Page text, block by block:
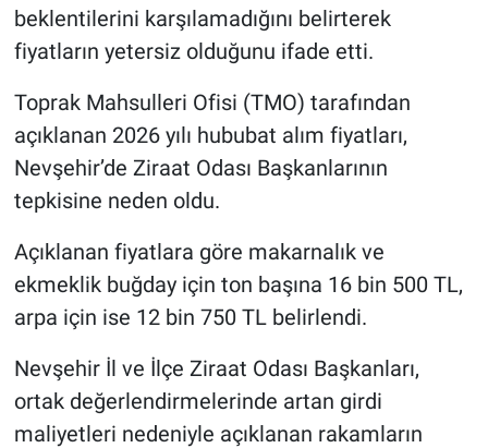
beklentilerini karşılamadığını belirterek
fiyatların yetersiz olduğunu ifade etti.
Toprak Mahsulleri Ofisi (TMO) tarafından
açıklanan 2026 yılı hububat alım fiyatları,
Nevşehir’de Ziraat Odası Başkanlarının
tepkisine neden oldu.
Açıklanan fiyatlara göre makarnalık ve
ekmeklik buğday için ton başına 16 bin 500 TL,
arpa için ise 12 bin 750 TL belirlendi.
Nevşehir İl ve İlçe Ziraat Odası Başkanları,
ortak değerlendirmelerinde artan girdi
maliyetleri nedeniyle açıklanan rakamların
Aksaray
Yerel
Genel
Asayiş
Kültür - Sanat
Politika
Magazin